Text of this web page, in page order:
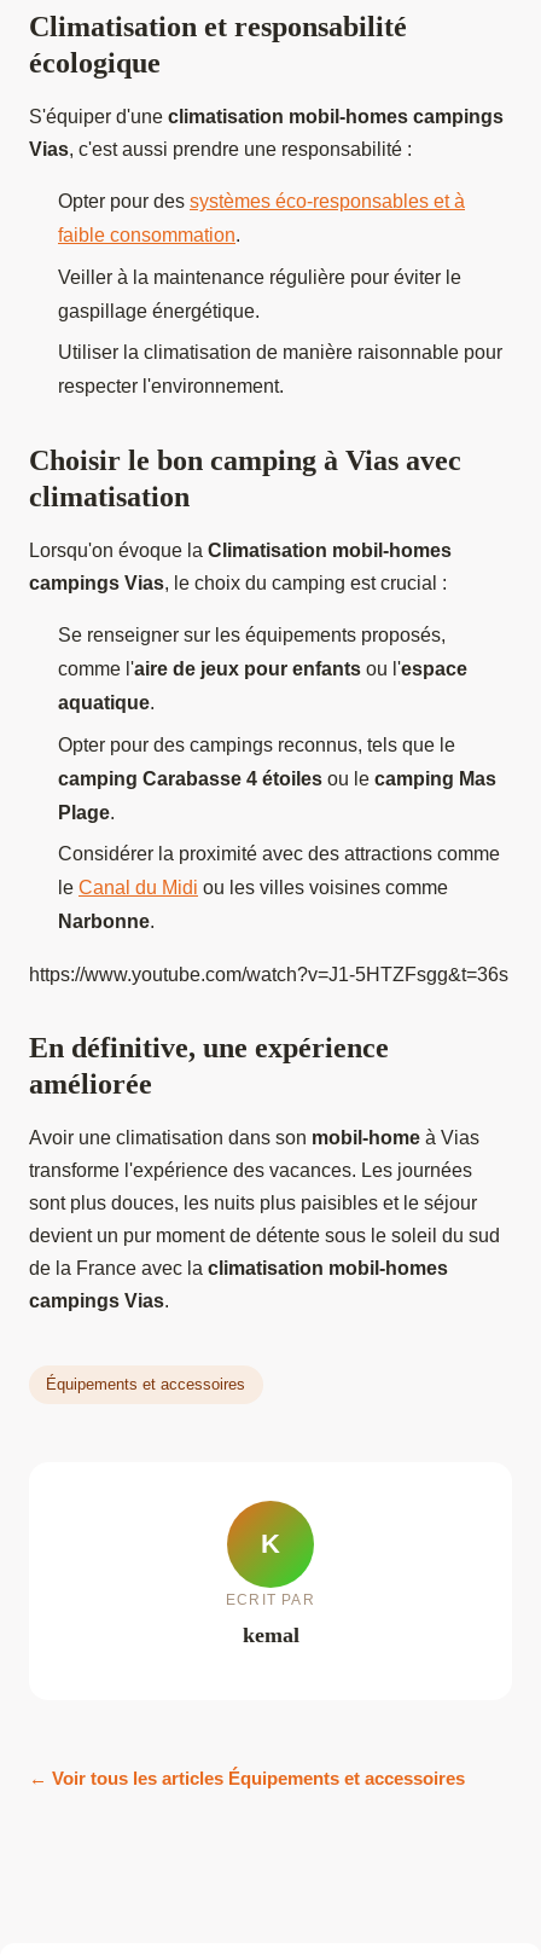
Climatisation et responsabilité
écologique
S'équiper d'une climatisation mobil-homes campings
Vias, c'est aussi prendre une responsabilité :
Opter pour des systèmes éco-responsables et à
faible consommation.
Veiller à la maintenance régulière pour éviter le
gaspillage énergétique.
Utiliser la climatisation de manière raisonnable pour
respecter l'environnement.
Choisir le bon camping à Vias avec
climatisation
Lorsqu'on évoque la Climatisation mobil-homes
campings Vias, le choix du camping est crucial :
Se renseigner sur les équipements proposés,
comme l'aire de jeux pour enfants ou l'espace
aquatique.
Opter pour des campings reconnus, tels que le
camping Carabasse 4 étoiles ou le camping Mas
Plage.
Considérer la proximité avec des attractions comme
le Canal du Midi ou les villes voisines comme
Narbonne.
https://www.youtube.com/watch?v=J1-5HTZFsgg&t=36s
En définitive, une expérience
améliorée
Avoir une climatisation dans son mobil-home à Vias
transforme l'expérience des vacances. Les journées
sont plus douces, les nuits plus paisibles et le séjour
devient un pur moment de détente sous le soleil du sud
de la France avec la climatisation mobil-homes
campings Vias.
Équipements et accessoires
K
ECRIT PAR
kemal
← Voir tous les articles Équipements et accessoires